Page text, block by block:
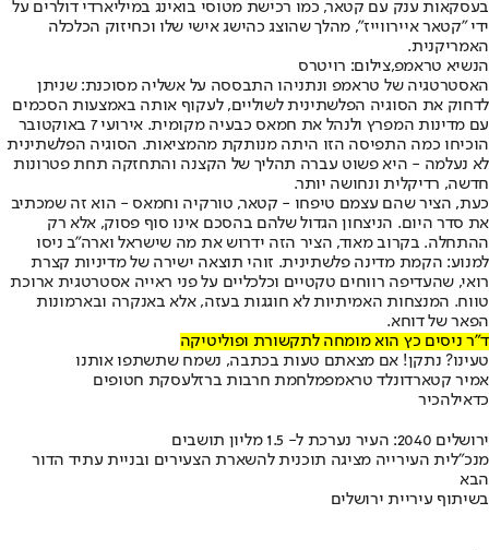
בעסקאות ענק עם קטאר, כמו רכישת מטוסי בואינג במיליארדי דולרים על
ידי "קטאר איירווייז", מהלך שהוצג כהישג אישי שלו וכחיזוק הכלכלה
האמריקנית.
הנשיא טראמפ,צילום: רויטרס
האסטרטגיה של טראמפ ונתניהו התבססה על אשליה מסוכנת: שניתן
לדחוק את הסוגיה הפלשתינית לשוליים, לעקוף אותה באמצעות הסכמים
עם מדינות המפרץ ולנהל את חמאס כבעיה מקומית. אירועי 7 באוקטובר
הוכיחו כמה התפיסה הזו היתה מנותקת מהמציאות. הסוגיה הפלשתינית
לא נעלמה - היא פשוט עברה תהליך של הקצנה והתחזקה תחת פטרונות
חדשה, רדיקלית ונחושה יותר.
כעת, הציר שהם עצמם טיפחו - קטאר, טורקיה וחמאס - הוא זה שמכתיב
את סדר היום. הניצחון הגדול שלהם בהסכם אינו סוף פסוק, אלא רק
ההתחלה. בקרוב מאוד, הציר הזה ידרוש את מה שישראל וארה"ב ניסו
למנוע: הקמת מדינה פלשתינית. זוהי תוצאה ישירה של מדיניות קצרת
רואי, שהעדיפה רווחים טקטיים וכלכליים על פני ראייה אסטרטגית ארוכת
טווח. המנצחות האמיתיות לא חוגגות בעזה, אלא באנקרה ובארמונות
הפאר של דוחא.
ד"ר ניסים כץ הוא מומחה לתקשורת ופוליטיקה
טעינו? נתקן! אם מצאתם טעות בכתבה, נשמח שתשתפו אותנו
אמיר קטארדונלד טראמפמלחמת חרבות ברזלעסקת חטופים
כדאילהכיר
ירושלים 2040: העיר נערכת ל- 1.5 מליון תושבים
מנכ"לית העירייה מציגה תוכנית להשארת הצעירים ובניית עתיד הדור
הבא
בשיתוף עיריית ירושלים